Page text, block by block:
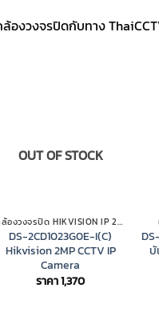
งวงจรปิดกับทาง
OUT OF STOCK
กล้องวงจรปิด HIKVISION IP 2MP
DS-2CD1023G0E-I(C)
Hikvision 2MP CCTV IP
Camera
ราคา1,370
บั